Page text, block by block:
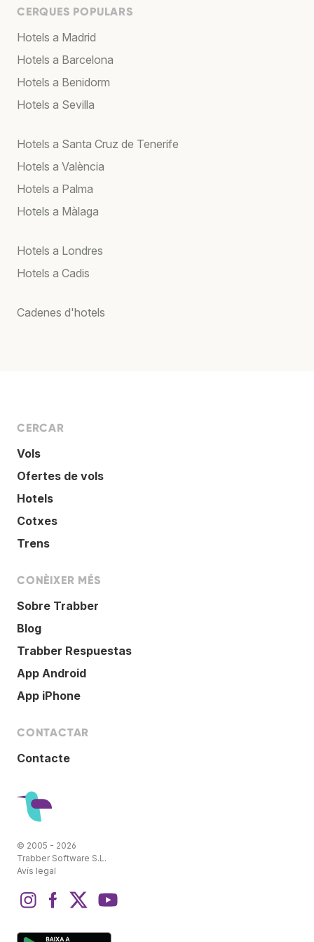
CERQUES POPULARS
Hotels a Madrid
Hotels a Barcelona
Hotels a Benidorm
Hotels a Sevilla
Hotels a Santa Cruz de Tenerife
Hotels a València
Hotels a Palma
Hotels a Màlaga
Hotels a Londres
Hotels a Cadis
Cadenes d'hotels
CERCAR
Vols
Ofertes de vols
Hotels
Cotxes
Trens
CONÈIXER MÉS
Sobre Trabber
Blog
Trabber Respuestas
App Android
App iPhone
CONTACTAR
Contacte
© 2005 - 2026
Trabber Software S.L.
Avís legal